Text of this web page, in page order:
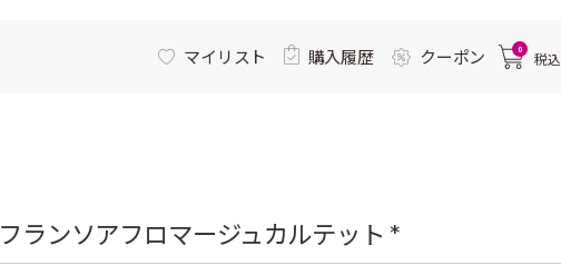
マイリスト 購入履歴 クーポン 0
税込
フランソアフロマージュカルテット *